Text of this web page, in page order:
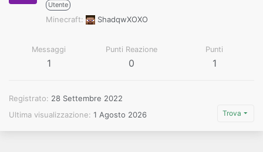
Utente
Minecraft ShadqwXOXO
Messaggi
1
Punti Reazione
0
Punti
1
Registrato
28 Settembre 2022
Ultima visualizzazione 1 Agosto 2026 Trova